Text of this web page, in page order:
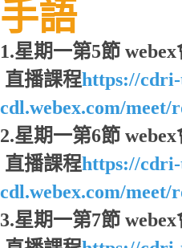
手語
1.星期一第5節 webex
直播課程https://
cdl.webex.com/meet/
2.星期一第6節 webex
直播課程https://
cdl.webex.com/meet/
3.星期一第7節 webex